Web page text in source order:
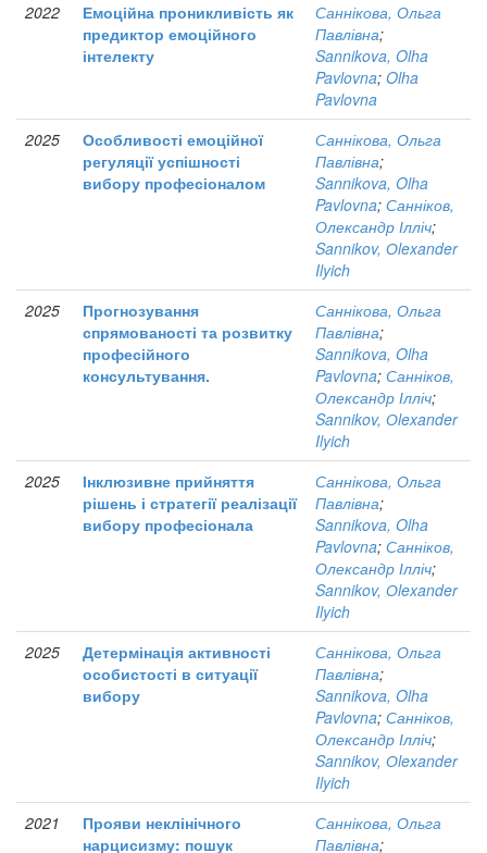
2022
Емоційна проникливість як
предиктор емоційного
інтелекту
Саннікова, Ольга
Павлівна;
Sannikova, Olha
Pavlovna; Olha
Pavlovna
2025
Особливості емоційної
регуляції успішності
вибору професіоналом
Саннікова, Ольга
Павлівна;
Sannikova, Olha
Pavlovna; Санніков,
Олександр Ілліч;
Sannikov, Оlexander
Ilyich
2025
Прогнозування
спрямованості та розвитку
професійного
консультування.
Саннікова, Ольга
Павлівна;
Sannikova, Olha
Pavlovna; Санніков,
Олександр Ілліч;
Sannikov, Оlexander
Ilyich
2025
Інклюзивне прийняття
рішень і стратегії реалізації
вибору професіонала
Саннікова, Ольга
Павлівна;
Sannikova, Olha
Pavlovna; Санніков,
Олександр Ілліч;
Sannikov, Оlexander
Ilyich
2025
Детермінація активності
особистості в ситуації
вибору
Саннікова, Ольга
Павлівна;
Sannikova, Olha
Pavlovna; Санніков,
Олександр Ілліч;
Sannikov, Оlexander
Ilyich
2021
Прояви неклінічного
нарцисизму: пошук
Саннікова, Ольга
Павлівна;